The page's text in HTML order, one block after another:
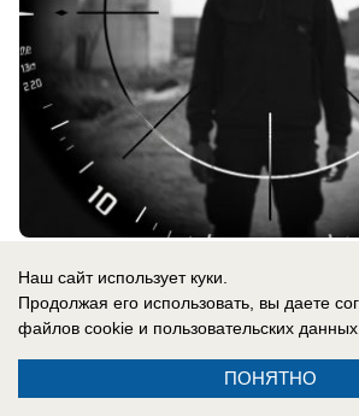
Новости СМИ2
Наш сайт использует куки.
Продолжая его использовать, вы даете
файлов cookie и пользовательских данных.
ПОНЯТНО